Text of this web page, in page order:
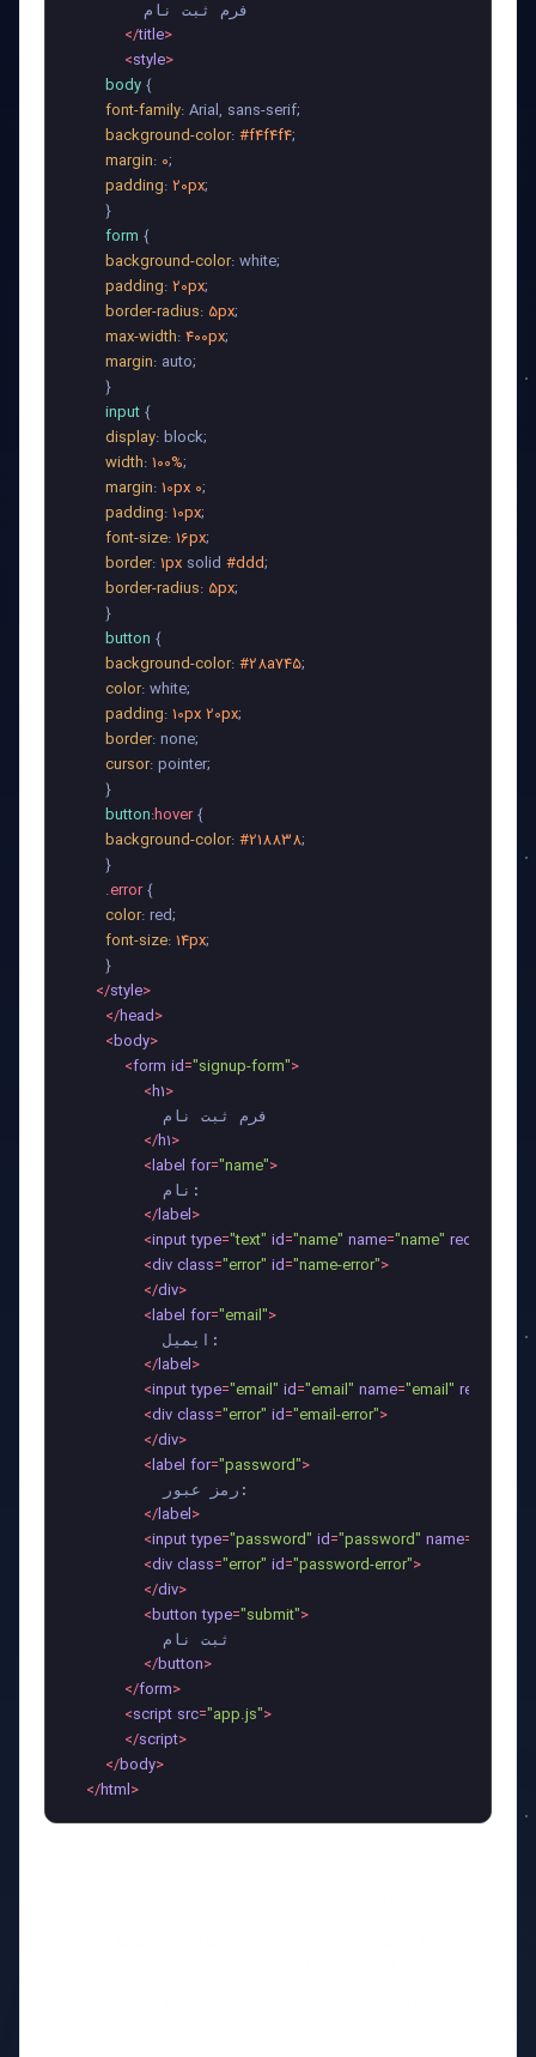
</title>
<style>
body {
font-family: Arial, sans-serif;
background-color: #f4f4f4;
margin: 0;
padding: 20px;
        }
form {
background-color: white;
padding: 20px;
border-radius: 5px;
max-width: 400px;
margin: auto;
        }
input {
display: block;
width: 100%;
margin: 10px 0;
padding: 10px;
font-size: 16px;
border: 1px solid #ddd;
border-radius: 5px;
        }
button {
background-color: #28a745;
color: white;
padding: 10px20px;
border: none;
cursor: pointer;
        }
button:hover {
background-color: #218838;
        }
.error {
color: red;
font-size: 14px;
        }
</style>
</head>
<body>
<form id="signup-form">
<h1>
</h1>
<label for="name">
</label>
<inputtype="text" id="name" name="name" required
<divclass="error" id="name-error">
</div>
<label for="email">
</label>
<inputtype="email" id="email" name="email" required
<divclass="error" id="email-error">
</div>
<label for="password">
</label>
<inputtype="password" id="password" name=
<divclass="error" id="password-error">
</div>
<button type="submit">
</button>
</form>
<script src="app.js">
</script>
</body>
</html>